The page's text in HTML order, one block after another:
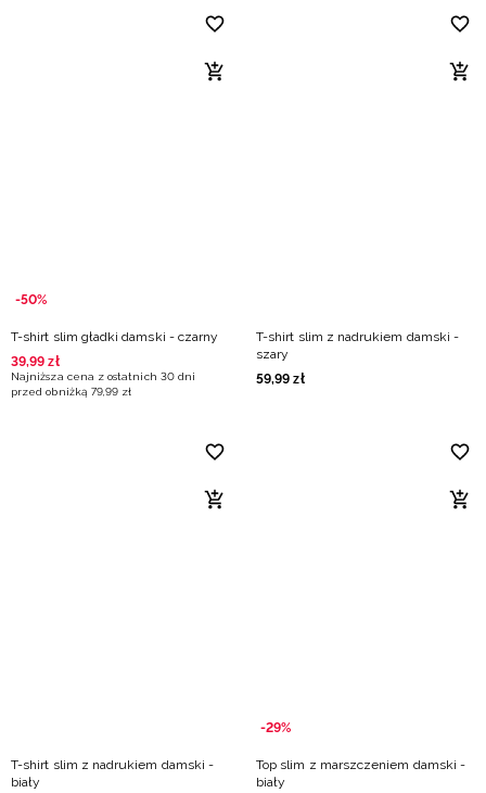
-50%
T-shirt slim gładki damski - czarny
39,99 zł
Najniższa cena z ostatnich 30 dni
przed obniżką 79,99 zł
T-shirt slim z nadrukiem damski -
szary
59,99 zł
T-shirt slim z nadrukiem damski -
biały
-29%
Top slim z marszczeniem damski -
biały